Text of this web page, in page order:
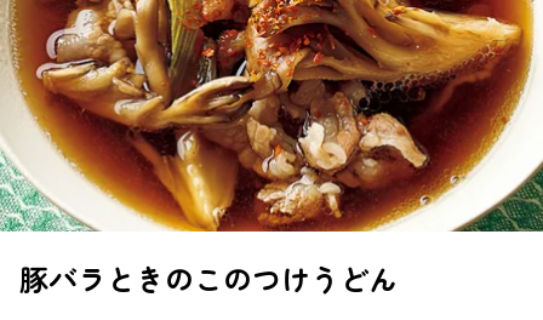
豚バラときのこのつけうどん